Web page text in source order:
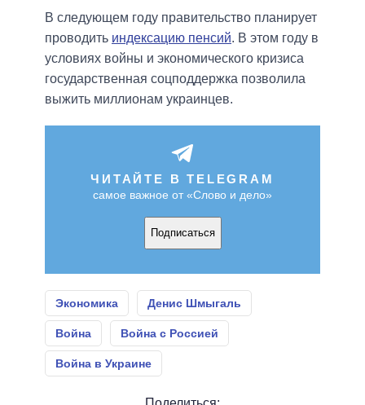
В следующем году правительство планирует
проводить индексацию пенсий. В этом году в
условиях войны и экономического кризиса
государственная соцподдержка позволила
выжить миллионам украинцев.
ЧИТАЙТЕ В TELEGRAM
самое важное от «Слово и дело»
Подписаться
Экономика Денис Шмыгаль
Война Война с Россией
Война в Украине